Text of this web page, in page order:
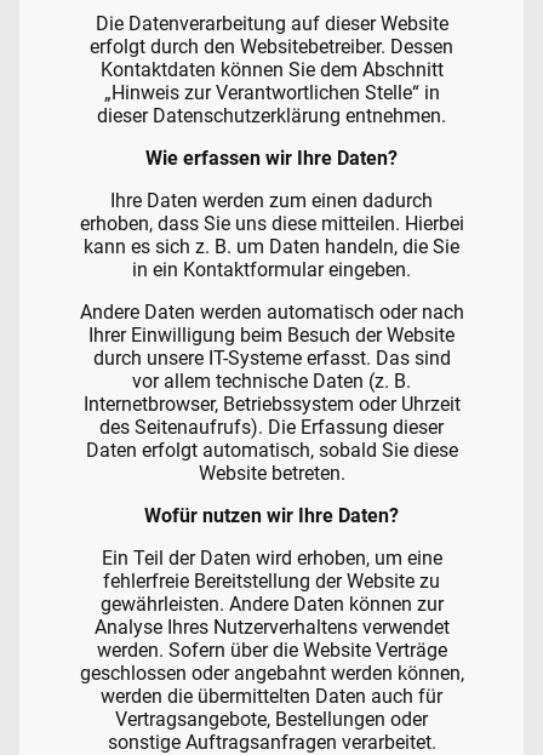
Die Datenverarbeitung auf dieser Website
erfolgt durch den Websitebetreiber. Dessen
Kontaktdaten können Sie dem Abschnitt
„Hinweis zur Verantwortlichen Stelle“ in
dieser Datenschutzerklärung entnehmen.
Wie erfassen wir Ihre Daten?
Ihre Daten werden zum einen dadurch
erhoben, dass Sie uns diese mitteilen. Hierbei
kann es sich z. B. um Daten handeln, die Sie
in ein Kontaktformular eingeben.
Andere Daten werden automatisch oder nach
Ihrer Einwilligung beim Besuch der Website
durch unsere IT-Systeme erfasst. Das sind
vor allem technische Daten (z. B.
Internetbrowser, Betriebssystem oder Uhrzeit
des Seitenaufrufs). Die Erfassung dieser
Daten erfolgt automatisch, sobald Sie diese
Website betreten.
Wofür nutzen wir Ihre Daten?
Ein Teil der Daten wird erhoben, um eine
fehlerfreie Bereitstellung der Website zu
gewährleisten. Andere Daten können zur
Analyse Ihres Nutzerverhaltens verwendet
werden. Sofern über die Website Verträge
geschlossen oder angebahnt werden können,
werden die übermittelten Daten auch für
Vertragsangebote, Bestellungen oder
sonstige Auftragsanfragen verarbeitet.